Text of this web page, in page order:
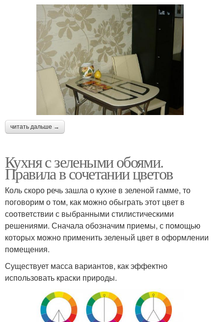
читать дальше →
Кухня с зелеными обоями.
Правила в сочетании цветов
Коль скоро речь зашла о кухне в зеленой гамме, то
поговорим о том, как можно обыграть этот цвет в
соответствии с выбранными стилистическими
решениями. Сначала обозначим приемы, с помощью
которых можно применить зеленый цвет в оформлении
помещения.
Существует масса вариантов, как эффектно
использовать краски природы.